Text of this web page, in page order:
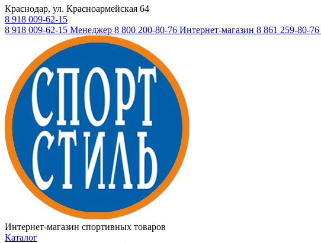
Краснодар, ул. Красноармейская 64
8 918 009-62-15
8 918 009-62-15 Менеджер 8 800 200-80-76 Интернет-магазин 8 861 259-80-76
Интернет-магазин спортивных товаров
Каталог